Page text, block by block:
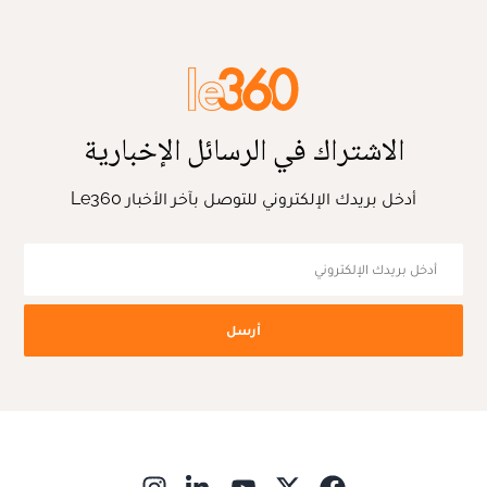
الاشتراك في الرسائل الإخبارية
أدخل بريدك الإلكتروني للتوصل بآخر الأخبار Le360
أرسل